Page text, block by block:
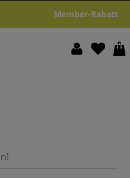
Member-Rabatt